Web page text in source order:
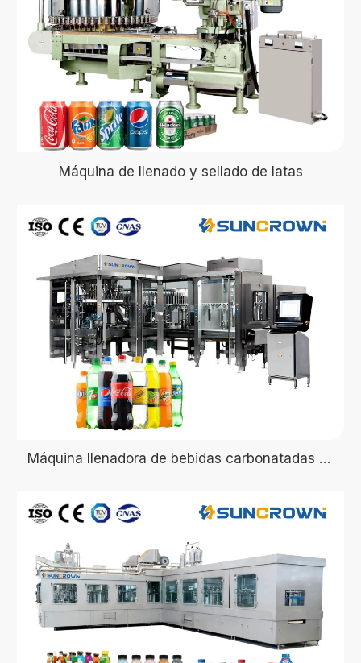
Máquina de llenado y sellado de latas
Máquina llenadora de bebidas carbonatadas en botellas PET